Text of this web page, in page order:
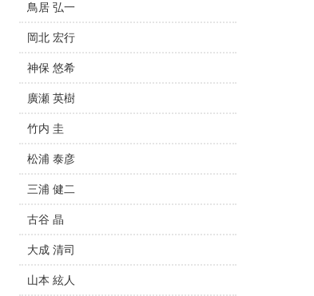
鳥居 弘一
岡北 宏行
神保 悠希
廣瀬 英樹
竹内 圭
松浦 泰彦
三浦 健二
古谷 晶
大成 清司
山本 絃人